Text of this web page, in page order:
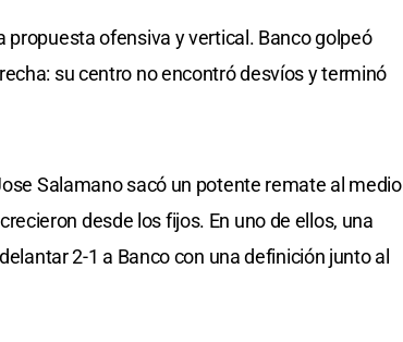
propuesta ofensiva y vertical. Banco golpeó
su centro no encontró desvíos y terminó
Salamano sacó un potente remate al medio
desde los fijos. En uno de ellos, una
2-1 a Banco con una definición junto al